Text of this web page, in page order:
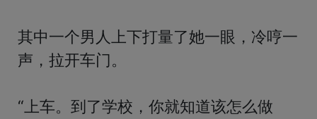
其中一个男人上下打量了她一眼，冷哼一
声，拉开车门。
“上车。到了学校，你就知道该怎么做